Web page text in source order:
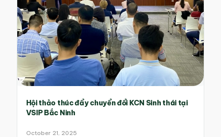
Hội thảo thúc đẩy chuyển đổi KCN Sinh thái tại
VSIP Bắc Ninh
October 21, 2025